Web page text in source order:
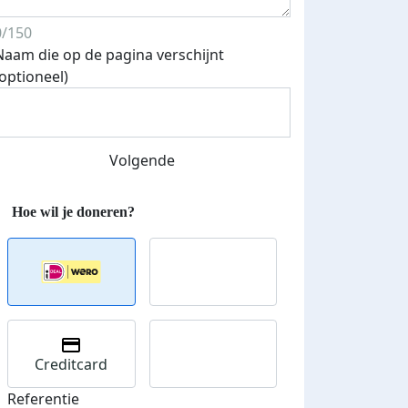
150
die op de pagina verschijnt
Volgende
Creditcard
Referentie